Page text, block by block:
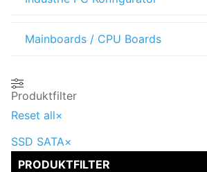
Mainboards / CPU Boards
Produktfilter
Reset all×
SSD SATA×
PRODUKTFILTER